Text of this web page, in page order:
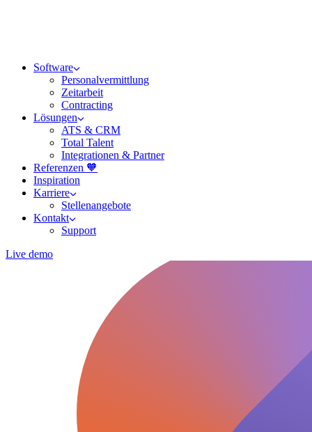
Software
Personalvermittlung
Zeitarbeit
Contracting
Lösungen
ATS & CRM
Total Talent
Integrationen & Partner
Referenzen 🧡
Inspiration
Karriere
Stellenangebote
Kontakt
Support
Live demo